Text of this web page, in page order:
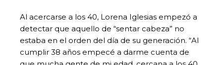
Al acercarse a los 40, Lorena Iglesias empezó a
detectar que aquello de “sentar cabeza” no
estaba en el orden del día de su generación. “Al
cumplir 38 años empecé a darme cuenta de